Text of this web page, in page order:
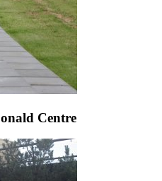
Centre